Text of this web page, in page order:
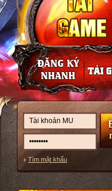
Tìm mật khẩu